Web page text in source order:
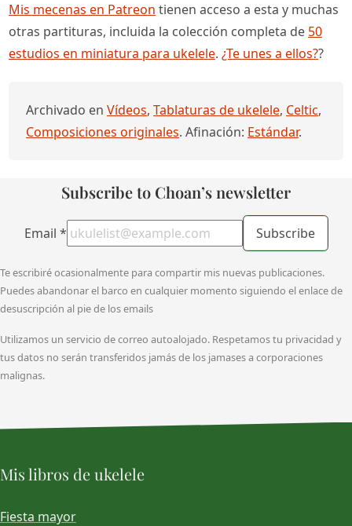
Mis mecenas en Patreon tienen acceso a esta y muchas
otras partituras, incluida la colección completa de 50
estudios en miniatura para ukelele. ¿Te unes a ellos??
Archivado en Vídeos, Tablaturas de ukelele, Celtic,
Composiciones originales. Afinación: Estándar.
Subscribe to Choan’s newsletter
Email * Subscribe
Te escribiré ocasionalmente para compartir mis nuevas publicaciones.
Puedes abandonar el barco en cualquier momento siguiendo el enlace de
desuscripción al pie de los emails
Utilizamos un servicio de correo autoalojado. Respetamos tu privacidad y
tus datos no serán transferidos jamás de los jamases a corporaciones
malignas.
Mis libros de ukelele
Fiesta mayor